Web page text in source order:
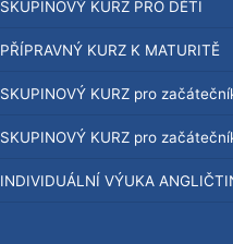
SKUPINOVÝ KURZ PRO DĚTI
PŘÍPRAVNÝ KURZ K MATURITĚ
SKUPINOVÝ KURZ pro
SKUPINOVÝ KURZ pro
INDIVIDUÁLNÍ VÝUKA